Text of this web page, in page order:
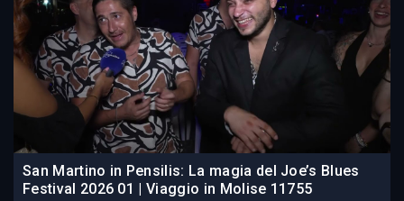
San Martino in Pensilis: La magia del Joe’s Blues
Festival 2026 01 | Viaggio in Molise 11755